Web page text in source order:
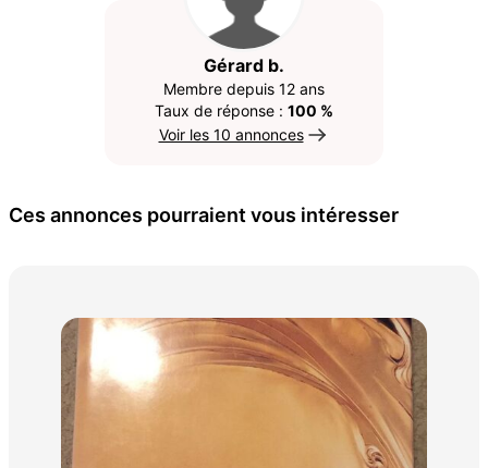
Gérard b.
Membre depuis 12 ans
Taux de réponse : 100 %
Voir les 10 annonces
Ces annonces pourraient vous intéresser